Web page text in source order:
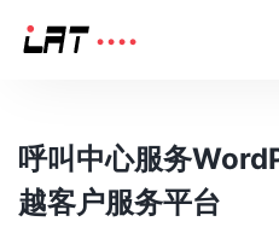
呼叫中心服务
越客户服务平台